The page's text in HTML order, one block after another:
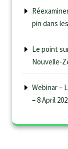
pin dans
Le point
Nouvelle-
Webinar –
– 8 April